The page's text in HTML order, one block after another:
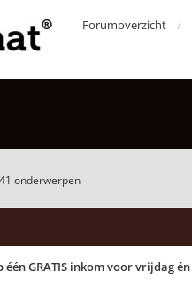
Forumoverzicht
onderwerpen
GRATIS inkom voor vrijdag én